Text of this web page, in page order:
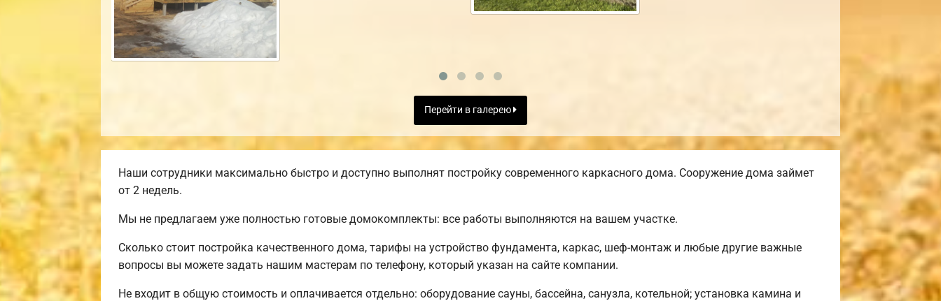
Перейти в галерею
Наши сотрудники максимально быстро и доступно выполнят постройку современного каркасного дома. Сооружение дома займет
от 2 недель.
Мы не предлагаем уже полностью готовые домокомплекты: все работы выполняются на вашем участке.
Сколько стоит постройка качественного дома, тарифы на устройство фундамента, каркас, шеф-монтаж и любые другие важные
вопросы вы можете задать нашим мастерам по телефону, который указан на сайте компании.
Не входит в общую стоимость и оплачивается отдельно: оборудование сауны, бассейна, санузла, котельной; установка камина и